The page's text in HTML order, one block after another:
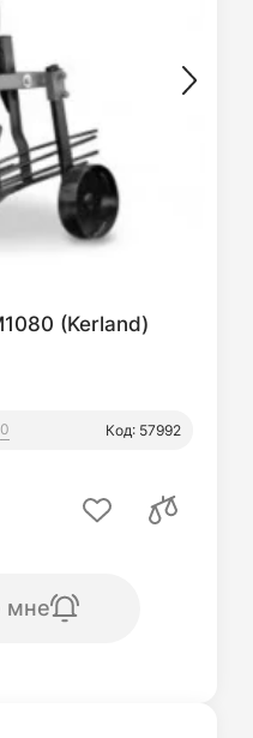
(Kerland)
0 Код: 57992
мне